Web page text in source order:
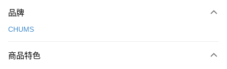
台灣樂天信用卡公司
【關於「AFTEE先享後付」】
便利好安心！
３．安心：先確認商品／服務後，再付款。
運送方式
每筆NT$100，滿NT$1,500(含以上)免運費
品牌
CHUMS
商品特色